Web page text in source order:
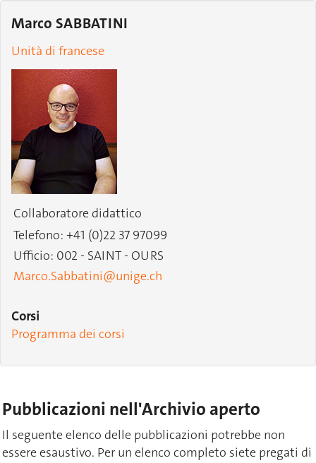
Marco SABBATINI
Unità di francese
Collaboratore didattico
Telefono: +41 (0)22 37 97099
Ufficio: 002 - SAINT - OURS
Marco.Sabbatini@unige.ch
Corsi
Programma dei corsi
Pubblicazioni nell'Archivio aperto
Il seguente elenco delle pubblicazioni potrebbe non
essere esaustivo. Per un elenco completo siete pregati di